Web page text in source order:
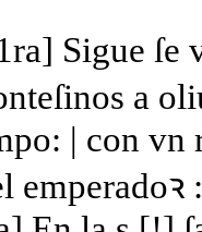
Sigue ſe
a
| con vn